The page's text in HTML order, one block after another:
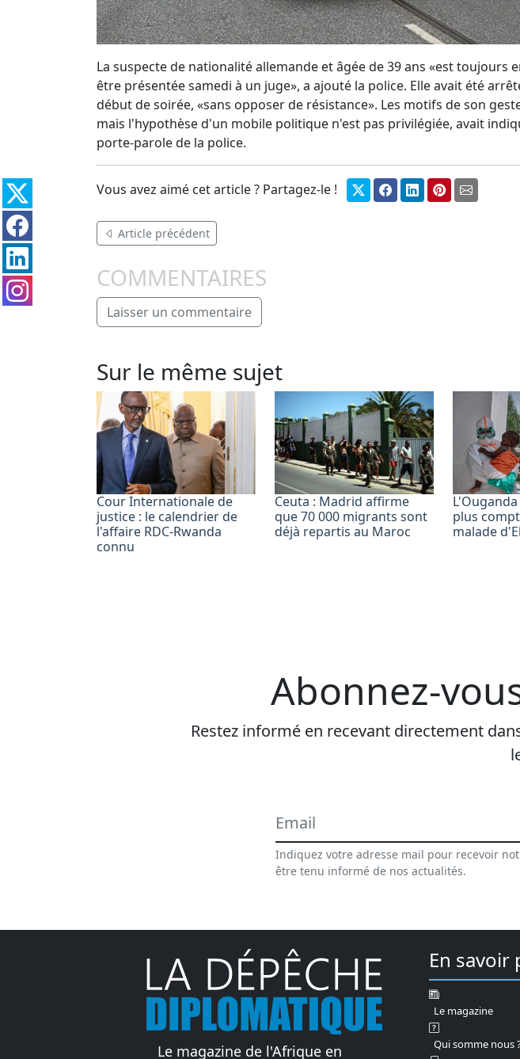
La suspecte de nationalité allemande et âgée de 39 ans «est toujours
être présentée samedi à un juge», a ajouté la police. Elle avait été
début de soirée, «sans opposer de résistance». Les motifs de son
mais l'hypothèse d'un mobile politique n'est pas privilégiée, avait
porte-parole de la police.
Vous avez aimé cet article ? Partagez-le !
Article précédent
COMMENTAIRES
Laisser un commentaire
Sur le même sujet
Cour Internationale de
justice : le calendrier de
l'affaire RDC-Rwanda
connu
Ceuta : Madrid affirme
que 70 000 migrants sont
déjà repartis au Maroc
plus
malade
Abonnez-
Restez informé en recevant directement
Indiquez votre adresse mail pour recevoir
être tenu informé de nos actualités.
Le magazine de l'Afrique en
En savoir
Le magazine
Qui somme nous